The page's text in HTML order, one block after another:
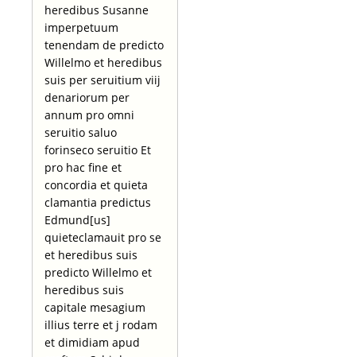
heredibus Susanne
imperpetuum
tenendam de predicto
Willelmo et heredibus
suis per seruitium viij
denariorum per
annum pro omni
seruitio saluo
forinseco seruitio Et
pro hac fine et
concordia et quieta
clamantia predictus
Edmund[us]
quieteclamauit pro se
et heredibus suis
predicto Willelmo et
heredibus suis
capitale mesagium
illius terre et j rodam
et dimidiam apud